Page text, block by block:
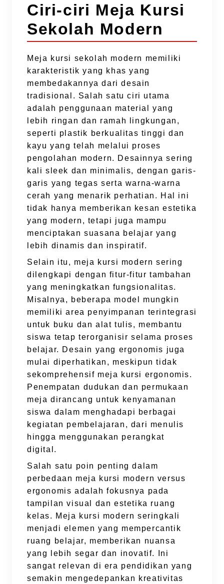
Ciri-ciri Meja Kursi
Sekolah Modern
Meja kursi sekolah modern memiliki
karakteristik yang khas yang
membedakannya dari desain
tradisional. Salah satu ciri utama
adalah penggunaan material yang
lebih ringan dan ramah lingkungan,
seperti plastik berkualitas tinggi dan
kayu yang telah melalui proses
pengolahan modern. Desainnya sering
kali sleek dan minimalis, dengan garis-
garis yang tegas serta warna-warna
cerah yang menarik perhatian. Hal ini
tidak hanya memberikan kesan estetika
yang modern, tetapi juga mampu
menciptakan suasana belajar yang
lebih dinamis dan inspiratif.
Selain itu, meja kursi modern sering
dilengkapi dengan fitur-fitur tambahan
yang meningkatkan fungsionalitas.
Misalnya, beberapa model mungkin
memiliki area penyimpanan terintegrasi
untuk buku dan alat tulis, membantu
siswa tetap terorganisir selama proses
belajar. Desain yang ergonomis juga
mulai diperhatikan, meskipun tidak
sekomprehensif meja kursi ergonomis.
Penempatan dudukan dan permukaan
meja dirancang untuk kenyamanan
siswa dalam menghadapi berbagai
kegiatan pembelajaran, dari menulis
hingga menggunakan perangkat
digital.
Salah satu poin penting dalam
perbedaan meja kursi modern versus
ergonomis adalah fokusnya pada
tampilan visual dan estetika ruang
kelas. Meja kursi modern seringkali
menjadi elemen yang mempercantik
ruang belajar, memberikan nuansa
yang lebih segar dan inovatif. Ini
sangat relevan di era pendidikan yang
semakin mengedepankan kreativitas